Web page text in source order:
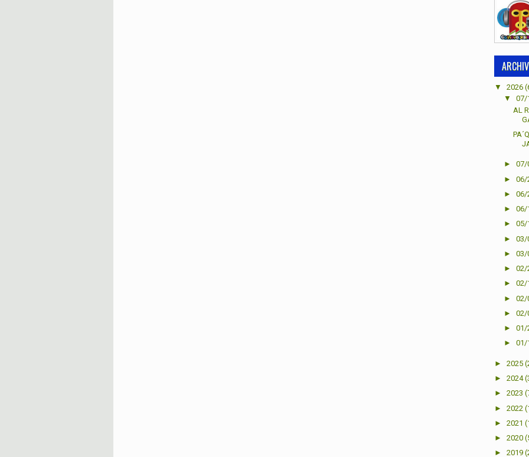
▼ 2026
▼ 07/
AL
► 07/
► 06/
► 06/
► 06/
► 05/
► 03/
► 03/
► 02/
► 02/
► 02/
► 02/
► 01/
► 01/
► 2025
► 2024
► 2023
► 2022
► 2021
► 2020
► 2019